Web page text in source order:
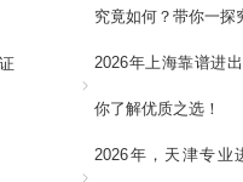
究竟如何？带你一探
2026年上海靠谱进
你了解优质之选！
2026年，天津专业